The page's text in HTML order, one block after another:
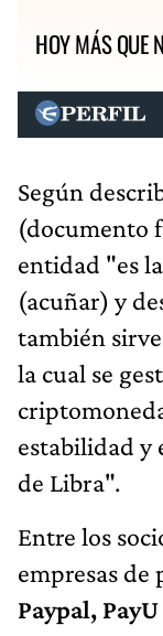
HOY MÁS QUE
Según
(documento
entidad "es
(acuñar) y
también
la cual se
estabilidad y
de Libra".
Entre los
empresas de
Paypal,